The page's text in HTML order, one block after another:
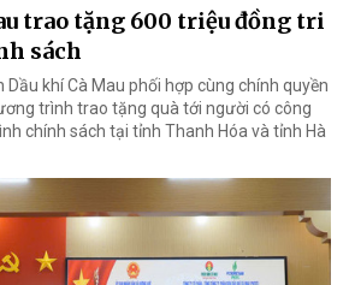
trao tặng 600 triệu đồng tri
sách
khí Cà Mau phối hợp cùng chính quyền
trình trao tặng quà tới người có công
chính sách tại tỉnh Thanh Hóa và tỉnh Hà